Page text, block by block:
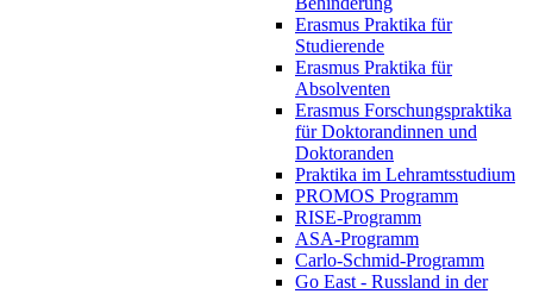
Erasmus Praktika für
Studierende
Erasmus Praktika für
Absolventen
Erasmus Forschungspraktika
für Doktorandinnen und
Doktoranden
Praktika im Lehramtsstudium
PROMOS Programm
RISE-Programm
ASA-Programm
Carlo-Schmid-Programm
Go East - Russland in der